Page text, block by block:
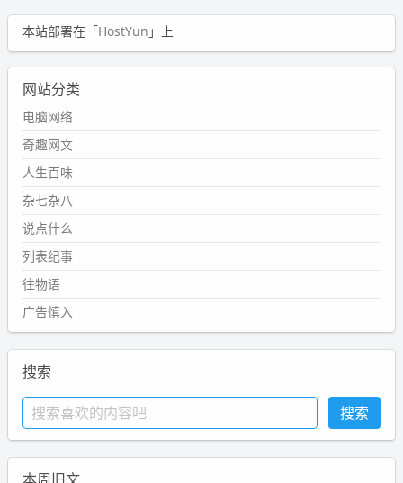
本站部署在「HostYun 」上
网站分类
电脑网络
奇趣网文
人生百味
杂七杂八
说点什么
列表纪事
往物语
广告慎入
搜索
本周旧文